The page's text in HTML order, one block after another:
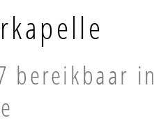
bereikbaar in